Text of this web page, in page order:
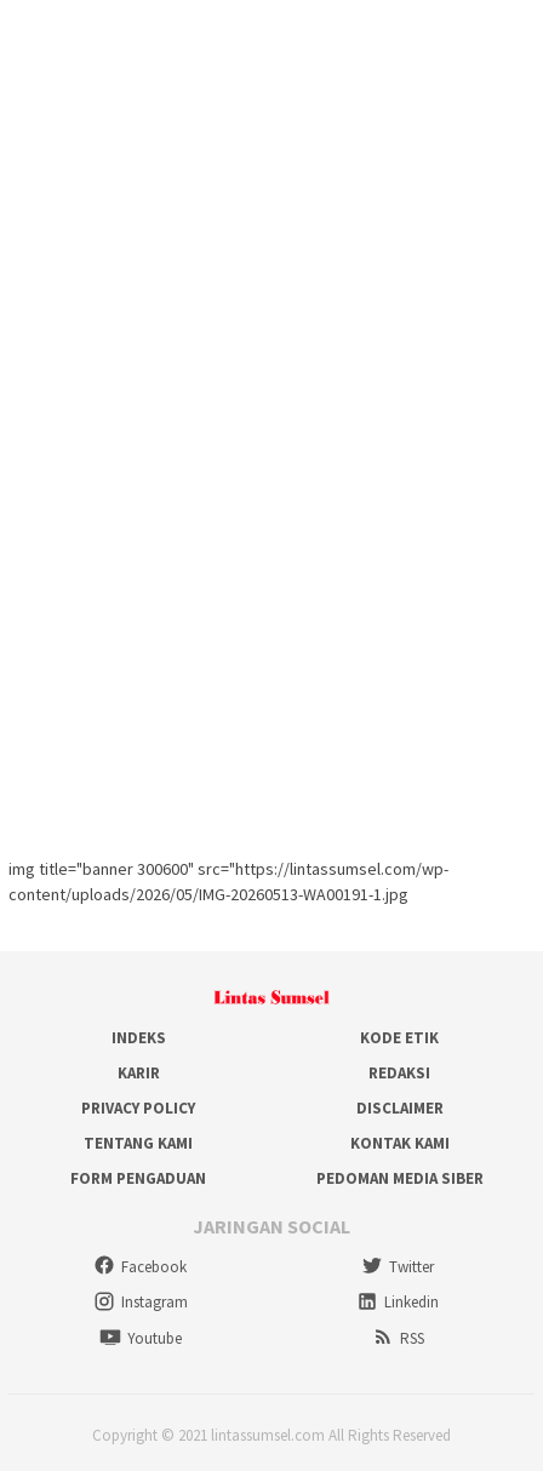
img title="banner 300600" src="https://lintassumsel.com/wp-
content/uploads/2026/05/IMG-20260513-WA00191-1.jpg
INDEKS
KODE ETIK
KARIR
REDAKSI
PRIVACY POLICY
DISCLAIMER
TENTANG KAMI
KONTAK KAMI
FORM PENGADUAN
PEDOMAN MEDIA SIBER
JARINGAN SOCIAL
Facebook
Twitter
Instagram
Linkedin
Youtube
RSS
Copyright © 2021 lintassumsel.com All Rights Reserved